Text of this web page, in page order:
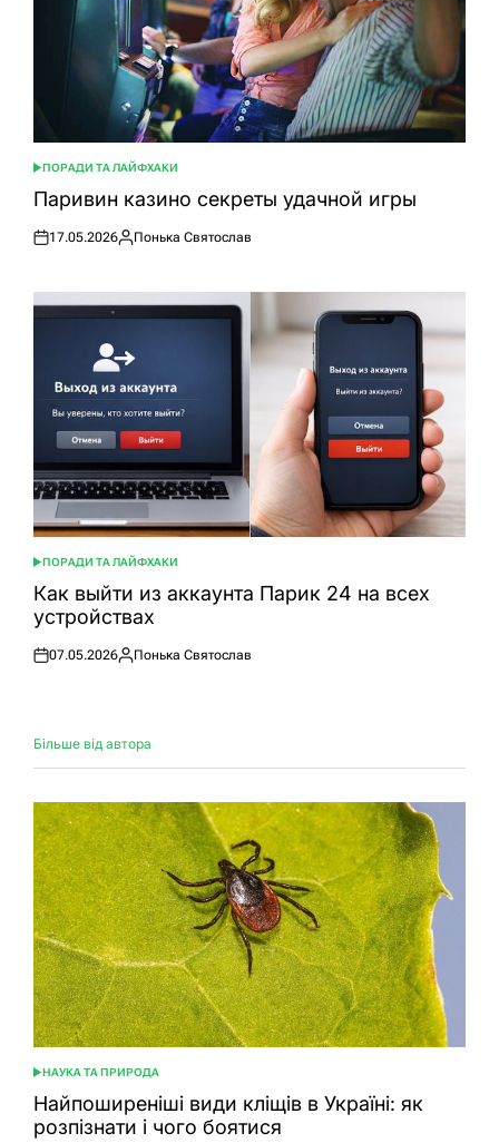
ОПУБЛІКУВАТИ
У
ПОРАДИ ТА ЛАЙФХАКИ
Паривин казино секреты удачной игры
Оприлюднено
17.05.2026
Опубліковано
Понька Святослав
ОПУБЛІКУВАТИ
У
ПОРАДИ ТА ЛАЙФХАКИ
Как выйти из аккаунта Парик 24 на всех
устройствах
Оприлюднено
07.05.2026
Опубліковано
Понька Святослав
Більше від автора
ОПУБЛІКУВАТИ
У
НАУКА ТА ПРИРОДА
Найпоширеніші види кліщів в Україні: як
розпізнати і чого боятися